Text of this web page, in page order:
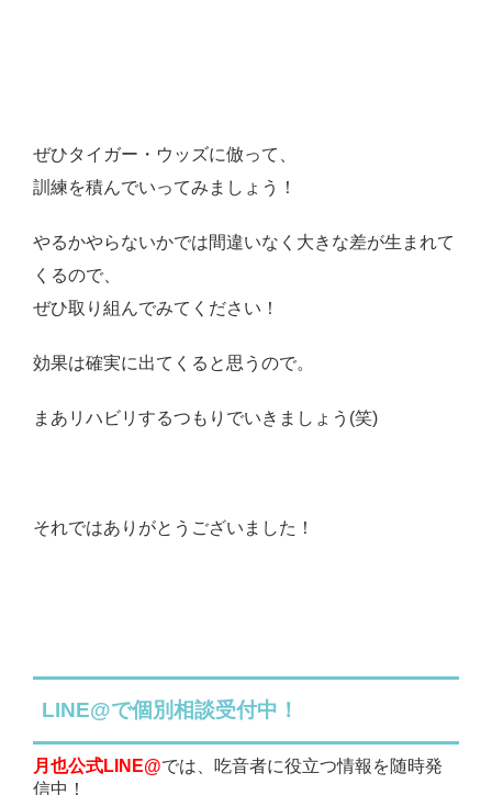
ぜひタイガー・ウッズに倣って、
訓練を積んでいってみましょう！
やるかやらないかでは間違いなく大きな差が生まれて
くるので、
ぜひ取り組んでみてください！
効果は確実に出てくると思うので。
まあリハビリするつもりでいきましょう(笑)
それではありがとうございました！
LINE@で個別相談受付中！
月也公式LINE@では、吃音者に役立つ情報を随時発
信中！